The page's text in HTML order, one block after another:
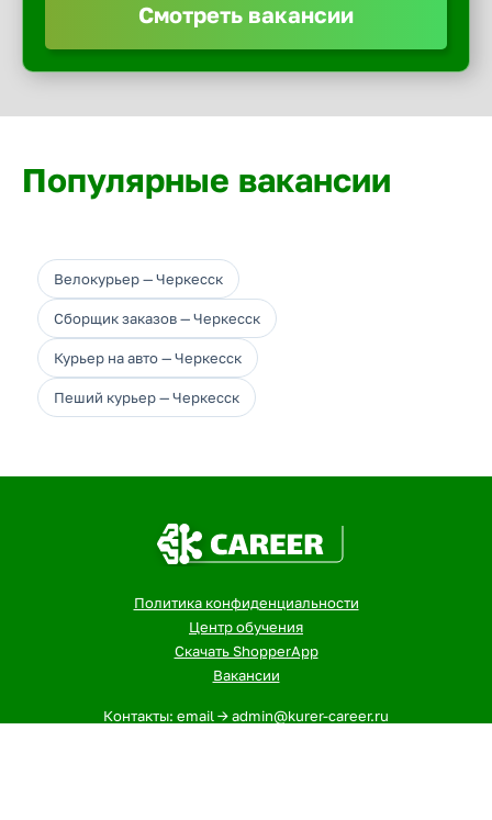
Смотреть вакансии
Популярные вакансии
Велокурьер — Черкесск
Сборщик заказов — Черкесск
Курьер на авто — Черкесск
Пеший курьер — Черкесск
Политика конфиденциальности
Центр обучения
Скачать ShopperApp
Вакансии
Контакты: email -> admin@kurer-career.ru